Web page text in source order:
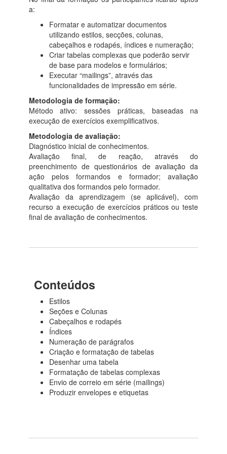
a:
Formatar e automatizar documentos
utilizando estilos, secções, colunas,
cabeçalhos e rodapés, índices e numeração;
Criar tabelas complexas que poderão servir
de base para modelos e formulários;
Executar “mailings”, através das
funcionalidades de impressão em série.
Metodologia de formação:
Método ativo: sessões práticas, baseadas na
execução de exercícios exemplificativos.
Metodologia de avaliação:
Diagnóstico inicial de conhecimentos.
Avaliação final, de reação, através do
preenchimento de questionários de avaliação da
ação pelos formandos e formador; avaliação
qualitativa dos formandos pelo formador.
Avaliação da aprendizagem (se aplicável), com
recurso a execução de exercícios práticos ou teste
final de avaliação de conhecimentos.
Conteúdos
Estilos
Seções e Colunas
Cabeçalhos e rodapés
Índices
Numeração de parágrafos
Criação e formatação de tabelas
Desenhar uma tabela
Formatação de tabelas complexas
Envio de correio em série (mailings)
Produzir envelopes e etiquetas